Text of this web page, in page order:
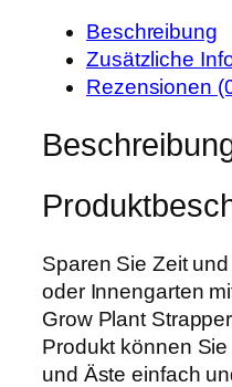
r
e
i
w
r
:
5
,
0
0
s
t
:
7
9
9
€
.
p
e
M
e
n
g
e
Beschreibung
Zusätzliche
Rezensionen
Sparen Sie Zeit
oder Innengarten
Grow Plant
Produkt können
und Äste einfach